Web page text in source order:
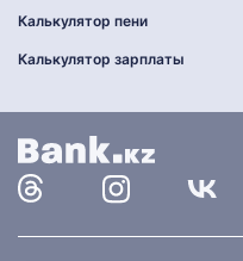
Калькулятор пени
Калькулятор зарплаты